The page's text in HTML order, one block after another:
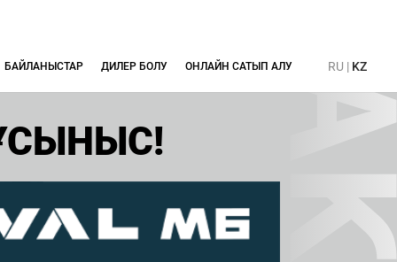
БАЙЛАНЫСТАР ДИЛЕР БОЛУ ОНЛАЙН САТЫП АЛУ RU | KZ